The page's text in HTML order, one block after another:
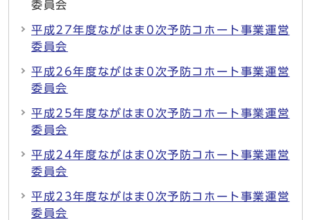
委員会
平成27年度ながはま0次予防コホート事業運営
委員会
平成26年度ながはま0次予防コホート事業運営
委員会
平成25年度ながはま0次予防コホート事業運営
委員会
平成24年度ながはま0次予防コホート事業運営
委員会
平成23年度ながはま0次予防コホート事業運営
委員会